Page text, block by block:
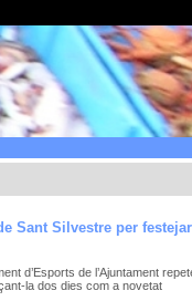
Sant Silvestre per
d’Esports de l’Ajuntament
la dos dies com a novetat